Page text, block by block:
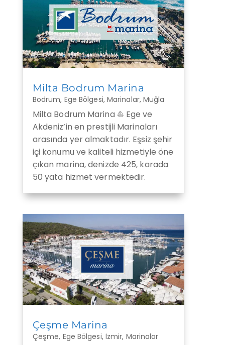
Milta Bodrum Marina
Bodrum, Ege Bölgesi, Marinalar,Muğla
Milta Bodrum Marina ⛵ Ege ve
Akdeniz’in en prestijli Marinaları
arasında yer almaktadır. Eşsiz şehir
içi konumu ve kaliteli hizmetiyle öne
çıkan marina, denizde 425, karada
50 yata hizmet vermektedir.
Çeşme Marina
Çeşme, Ege Bölgesi, İzmir, Marinalar